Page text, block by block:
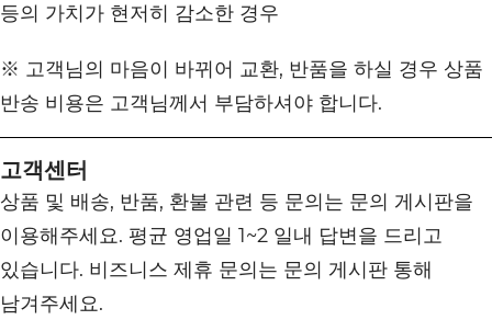
등의 가치가 현저히 감소한 경우
※ 고객님의 마음이 바뀌어 교환, 반품을 하실 경우 상품
반송 비용은 고객님께서 부담하셔야 합니다.
고객센터
상품 및 배송, 반품, 환불 관련 등 문의는 문의 게시판을
이용해주세요. 평균 영업일 1~2 일내 답변을 드리고
있습니다. 비즈니스 제휴 문의는 문의 게시판 통해
남겨주세요.